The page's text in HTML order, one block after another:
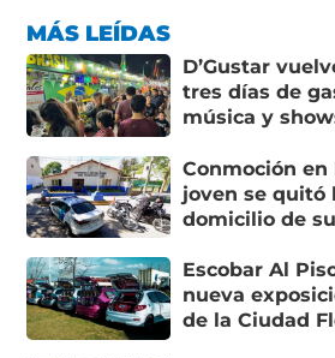
MÁS LEÍDAS
D’Gustar
tres días de
música y
Conmoción
joven se quitó
domicilio de
Escobar Al
nueva
de la Ciudad